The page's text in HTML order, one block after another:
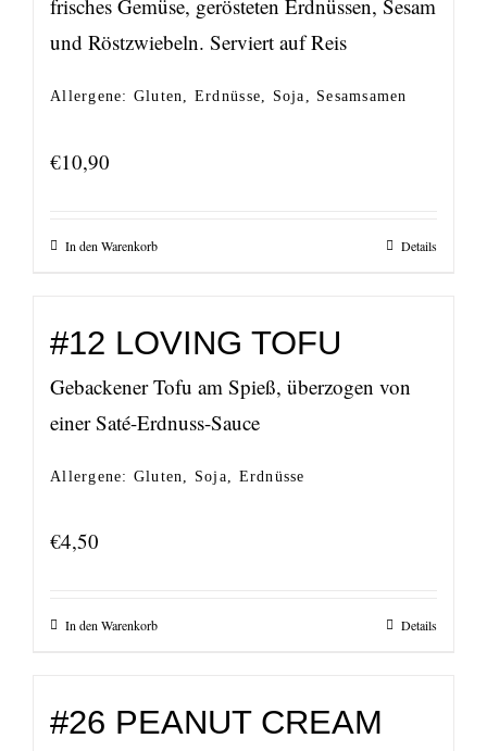
frisches Gemüse, gerösteten Erdnüssen, Sesam
und Röstzwiebeln. Serviert auf Reis
Allergene: Gluten, Erdnüsse, Soja, Sesamsamen
€10,90
In den Warenkorb Details
#12 LOVING TOFU
Gebackener Tofu am Spieß, überzogen von
einer Saté-Erdnuss-Sauce
Allergene: Gluten, Soja, Erdnüsse
€4,50
In den Warenkorb Details
#26 PEANUT CREAM